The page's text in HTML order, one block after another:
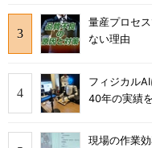
量産プロセ
ない理由
フィジカル
40年の実績
現場の作業